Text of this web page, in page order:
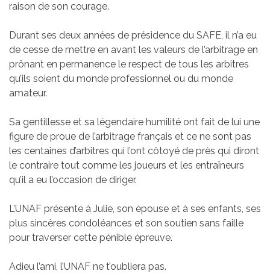
raison de son courage.
Durant ses deux années de présidence du SAFE, il n’a eu
de cesse de mettre en avant les valeurs de l’arbitrage en
prônant en permanence le respect de tous les arbitres
qu’ils soient du monde professionnel ou du monde
amateur.
Sa gentillesse et sa légendaire humilité ont fait de lui une
figure de proue de l’arbitrage français et ce ne sont pas
les centaines d’arbitres qui l’ont côtoyé de près qui diront
le contraire tout comme les joueurs et les entraîneurs
qu’il a eu l’occasion de diriger.
L’UNAF présente à Julie, son épouse et à ses enfants, ses
plus sincères condoléances et son soutien sans faille
pour traverser cette pénible épreuve.
Adieu l’ami, l’UNAF ne t’oubliera pas.